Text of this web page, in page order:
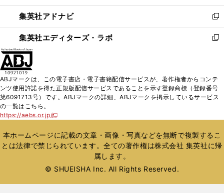
開
く
ウ
で
開
く
ン
ド
ウ
で
ウ
ィ
ン
ド
く
集英社アドナビ
新
し
い
ド
ウ
で
集英社エディターズ・ラボ
新
ィ
ン
ド
開
く
ABJマークは、この電子書店・電子書籍配信サービスが、著作権者からコンテ
ンツ使用許諾を得た正規版配信サービスであることを示す登録商標（登録番号
第6091713号）です。ABJマークの詳細、ABJマークを掲示しているサービス
の一覧はこちら。
https://aebs.or.jp/
新
い
ウ
ィ
ウ
本ホームページに記載の文章・画像・写真などを無断で複製するこ
とは法律で禁じられています。全ての著作権は株式会社 集英社に帰
属します。
© SHUEISHA Inc. All Rights Reserved.